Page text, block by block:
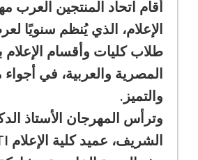
أقام اتحاد المنتجين العرب
الإعلام، الذي يُنظم سنويًا
طلاب كليات وأقسام الإعلام
المصرية والعربية، في أجواء
والتميز.
وترأس المهرجان الأستاذ